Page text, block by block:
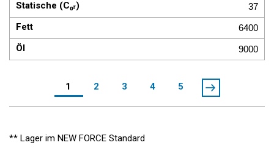
37
6400
9000
1 2 3 4 5
** Lager im NEW FORCE Standard